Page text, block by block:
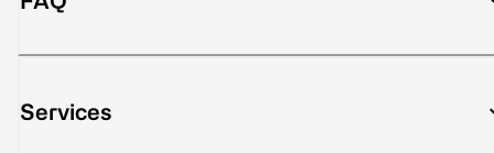
Services